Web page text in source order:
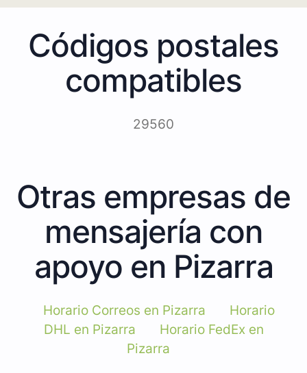
Códigos postales
compatibles
29560
Otras empresas de
mensajería con
apoyo en Pizarra
Horario Correos en Pizarra
Horario
DHL en Pizarra
Horario FedEx en
Pizarra